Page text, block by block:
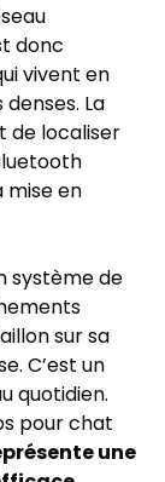
donc
vivent en
La
de localiser
mise en
système de
sur sa
C’est un
quotidien.
pour chat
une